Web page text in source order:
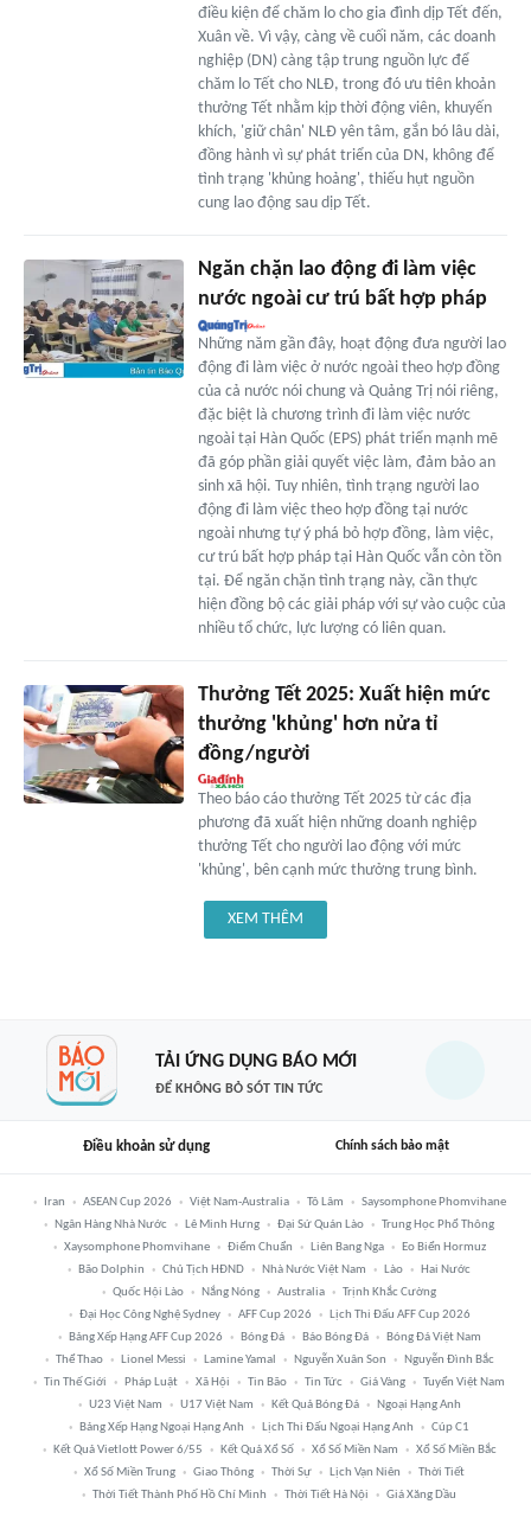
điều kiện để chăm lo cho gia đình dịp Tết đến,
Xuân về. Vì vậy, càng về cuối năm, các doanh
nghiệp (DN) càng tập trung nguồn lực để
chăm lo Tết cho NLĐ, trong đó ưu tiên khoản
thưởng Tết nhằm kịp thời động viên, khuyến
khích, 'giữ chân' NLĐ yên tâm, gắn bó lâu dài,
đồng hành vì sự phát triển của DN, không để
tình trạng 'khủng hoảng', thiếu hụt nguồn
cung lao động sau dịp Tết.
Ngăn chặn lao động đi làm việc
nước ngoài cư trú bất hợp pháp
Những năm gần đây, hoạt động đưa người lao
động đi làm việc ở nước ngoài theo hợp đồng
của cả nước nói chung và Quảng Trị nói riêng,
đặc biệt là chương trình đi làm việc nước
ngoài tại Hàn Quốc (EPS) phát triển mạnh mẽ
đã góp phần giải quyết việc làm, đảm bảo an
sinh xã hội. Tuy nhiên, tình trạng người lao
động đi làm việc theo hợp đồng tại nước
ngoài nhưng tự ý phá bỏ hợp đồng, làm việc,
cư trú bất hợp pháp tại Hàn Quốc vẫn còn tồn
tại. Để ngăn chặn tình trạng này, cần thực
hiện đồng bộ các giải pháp với sự vào cuộc của
nhiều tổ chức, lực lượng có liên quan.
Thưởng Tết 2025: Xuất hiện mức
thưởng 'khủng' hơn nửa tỉ
đồng/người
Theo báo cáo thưởng Tết 2025 từ các địa
phương đã xuất hiện những doanh nghiệp
thưởng Tết cho người lao động với mức
'khủng', bên cạnh mức thưởng trung bình.
XEM THÊM
TẢI ỨNG DỤNG BÁO MỚI
ĐỂ KHÔNG BỎ SÓT TIN TỨC
Điều khoản sử dụng Chính sách bảo mật
Iran ASEAN Cup 2026 Việt Nam-Australia Tô Lâm
Saysomphone Phomvihane
Ngân Hàng Nhà Nước
Lê Minh Hưng Đại Sứ Quán Lào
Trung Học Phổ Thông
Xaysomphone Phomvihane
Điểm Chuẩn Liên Bang Nga
Eo Biển Hormuz
Bão Dolphin
Chủ Tịch HĐND Nhà Nước Việt Nam Lào
Hai Nước
Quốc Hội Lào
Nắng Nóng Australia
Trịnh Khắc Cường
Đại Học Công Nghệ Sydney
AFF Cup 2026
Lịch Thi Đấu AFF Cup 2026
Bảng Xếp Hạng AFF Cup 2026
Bóng Đá Báo Bóng Đá
Bóng Đá Việt Nam
Thể Thao
Lionel Messi Lamine Yamal Nguyễn Xuân Son
Nguyễn Đình Bắc
Tin Thế Giới
Pháp Luật Xã Hội Tin Bão Tin Tức Giá Vàng
Tuyển Việt Nam
U23 Việt Nam
U17 Việt Nam Kết Quả Bóng Đá
Ngoại Hạng Anh
Bảng Xếp Hạng Ngoại Hạng Anh
Lịch Thi Đấu Ngoại Hạng Anh
Cúp C1
Kết Quả Vietlott Power 6/55
Kết Quả Xổ Số Xổ Số Miền Nam
Xổ Số Miền Bắc
Xổ Số Miền Trung
Giao Thông Thời Sự Lịch Vạn Niên
Thời Tiết
Thời Tiết Thành Phố Hồ Chí Minh
Thời Tiết Hà Nội Giá Xăng Dầu